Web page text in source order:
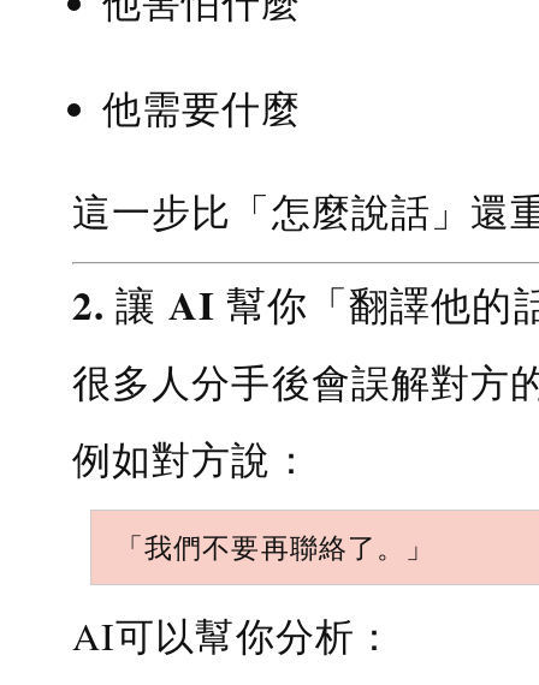
他需要什麼
這一步比「怎麼說話」還
2. 讓 AI 幫你「翻譯他的
很多人分手後會誤解對方
例如對方說：
「我們不要再聯絡了。」
AI可以幫你分析：